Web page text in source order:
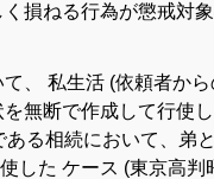
損ねる行為が懲戒対象
私生活 (依頼者から
を無断で作成して行使 し
ある相続において 弟と
した ケース (東京高判